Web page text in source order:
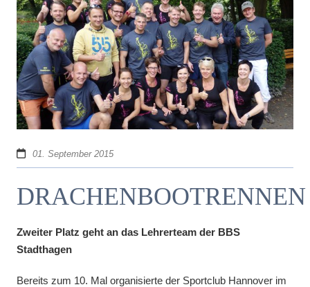
01. September 2015
DRACHENBOOTRENNEN
Zweiter Platz geht an das Lehrerteam der BBS
Stadthagen
Bereits zum 10. Mal organisierte der Sportclub Hannover im